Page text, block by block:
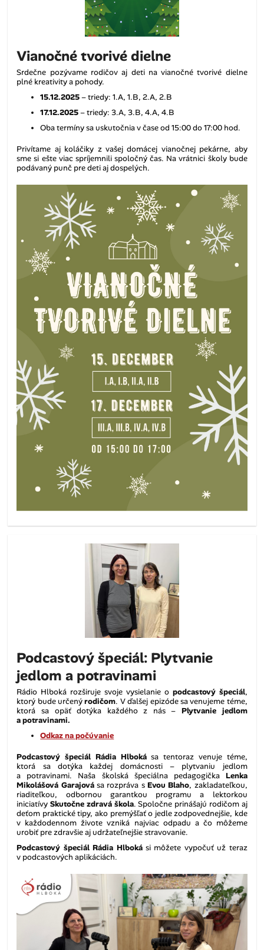
Vianočné tvorivé dielne
Srdečne pozývame rodičov aj deti na vianočné tvorivé dielne
plné kreativity a pohody.
15.12.2025– triedy: 1.A, 1.B, 2.A, 2.B
17.12.2025– triedy: 3.A, 3.B, 4.A, 4.B
Oba termíny sa uskutočnia v čase od 15:00 do 17:00 hod.
Privítame aj koláčiky z vašej domácej vianočnej pekárne, aby
sme si ešte viac spríjemnili spoločný čas. Na vrátnici školy bude
podávaný punč pre deti aj dospelých.
Podcastový špeciál: Plytvanie
jedlom a potravinami
Rádio Hlboká rozširuje svoje vysielanie o podcastový špeciál,
ktorý bude určený rodičom. V ďalšej epizóde sa venujeme téme,
ktorá sa opäť dotýka každého z nás – Plytvanie jedlom
a potravinami.
Odkazna počúvanie
Podcastový špeciál Rádia Hlboká sa tentoraz venuje téme,
ktorá sa dotýka každej domácnosti – plytvaniu jedlom
a potravinami. Naša školská špeciálna pedagogička
Lenka
Mikolášová Garajová sa rozpráva s Evou Blaho, zakladateľkou,
riaditeľkou, odbornou garantkou programu a lektorkou
iniciatívy Skutočne zdravá škola. Spoločne prinášajú rodičom aj
deťom praktické tipy, ako premýšľať o jedle zodpovednejšie, kde
v každodennom živote vzniká najviac odpadu a čo môžeme
urobiť pre zdravšie aj udržateľnejšie stravovanie.
Podcastový špeciál Rádia Hlbokási môžete vypočuť už teraz
v podcastových aplikáciách.